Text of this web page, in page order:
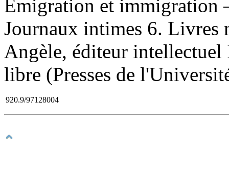
Émigration et
Journaux intimes 6.
Angèle, éditeur
libre (Presses de
920.9/97128004